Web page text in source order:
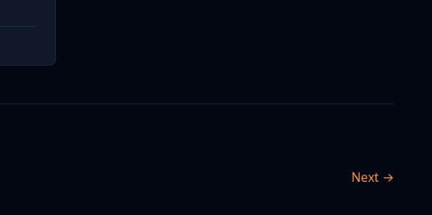
Next →